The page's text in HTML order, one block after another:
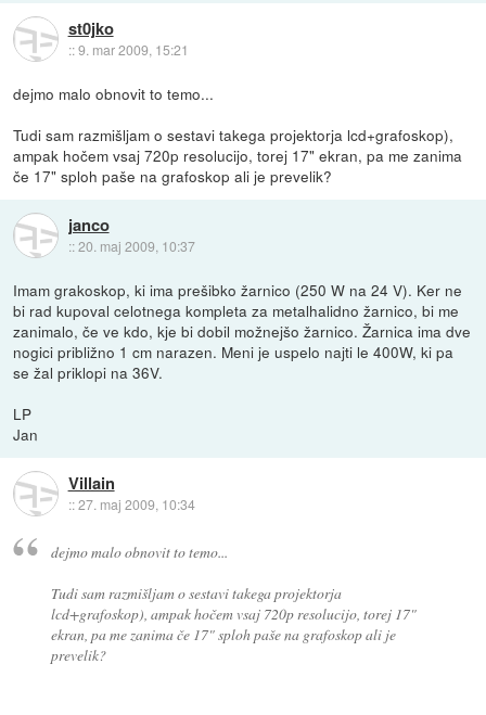
st0jko
::9. mar 2009, 15:21
dejmo malo obnovit to temo...
Tudi sam razmišljam o sestavi takega projektorja lcd+grafoskop),
ampak hočem vsaj 720p resolucijo, torej 17" ekran, pa me zanima
če 17" sploh paše na grafoskop ali je prevelik?
janco
::20. maj 2009, 10:37
Imam grakoskop, ki ima prešibko žarnico (250 W na 24 V). Ker ne
bi rad kupoval celotnega kompleta za metalhalidno žarnico, bi me
zanimalo, če ve kdo, kje bi dobil možnejšo žarnico. Žarnica ima dve
nogici približno 1 cm narazen. Meni je uspelo najti le 400W, ki pa
se žal priklopi na 36V.
LP
Jan
Villain
::27. maj 2009, 10:34
dejmo malo obnovit to temo...
Tudi sam razmišljam o sestavi takega projektorja
lcd+grafoskop), ampak hočem vsaj 720p resolucijo, torej 17"
ekran, pa me zanima če 17" sploh paše na grafoskop ali je
prevelik?